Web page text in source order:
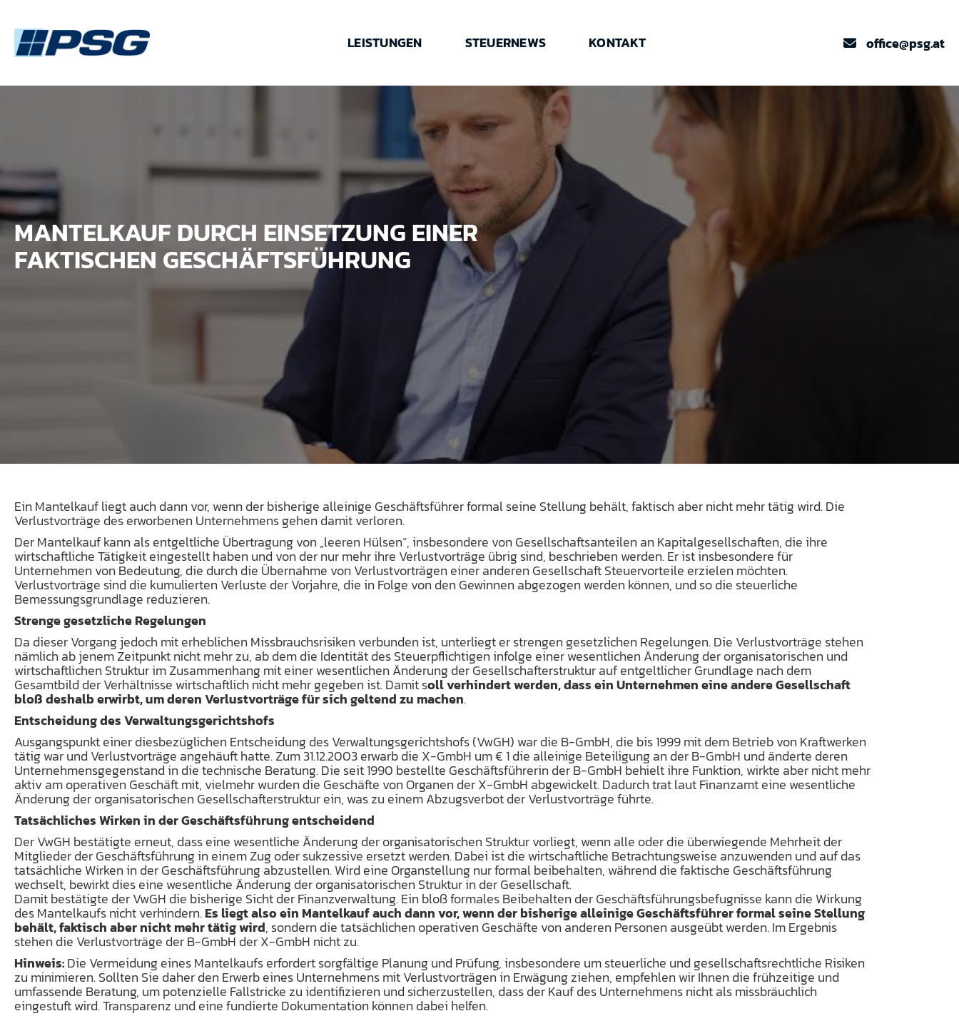
LEISTUNGEN STEUERNEWS KONTAKT  office@psg.at
MANTELKAUF DURCH EINSETZUNG EINER
FAKTISCHEN GESCHÄFTSFÜHRUNG
Ein Mantelkauf liegt auch dann vor, wenn der bisherige alleinige Geschäftsführer formal seine Stellung behält, faktisch aber nicht mehr tätig wird. Die
Verlustvorträge des erworbenen Unternehmens gehen damit verloren.
Der Mantelkauf kann als entgeltliche Übertragung von „leeren Hülsen“, insbesondere von Gesellschaftsanteilen an Kapitalgesellschaften, die ihre
wirtschaftliche Tätigkeit eingestellt haben und von der nur mehr ihre Verlustvorträge übrig sind, beschrieben werden. Er ist insbesondere für
Unternehmen von Bedeutung, die durch die Übernahme von Verlustvorträgen einer anderen Gesellschaft Steuervorteile erzielen möchten.
Verlustvorträge sind die kumulierten Verluste der Vorjahre, die in Folge von den Gewinnen abgezogen werden können, und so die steuerliche
Bemessungsgrundlage reduzieren.
Strenge gesetzliche Regelungen
Da dieser Vorgang jedoch mit erheblichen Missbrauchsrisiken verbunden ist, unterliegt er strengen gesetzlichen Regelungen. Die Verlustvorträge stehen
nämlich ab jenem Zeitpunkt nicht mehr zu, ab dem die Identität des Steuerpflichtigen infolge einer wesentlichen Änderung der organisatorischen und
wirtschaftlichen Struktur im Zusammenhang mit einer wesentlichen Änderung der Gesellschafterstruktur auf entgeltlicher Grundlage nach dem
Gesamtbild der Verhältnisse wirtschaftlich nicht mehr gegeben ist. Damit soll verhindert werden, dass ein Unternehmen eine andere Gesellschaft
bloß deshalb erwirbt, um deren Verlustvorträge für sich geltend zu machen.
Entscheidung des Verwaltungsgerichtshofs
Ausgangspunkt einer diesbezüglichen Entscheidung des Verwaltungsgerichtshofs (VwGH) war die B-GmbH, die bis 1999 mit dem Betrieb von Kraftwerken
tätig war und Verlustvorträge angehäuft hatte. Zum 31.12.2003 erwarb die X-GmbH um € 1 die alleinige Beteiligung an der B-GmbH und änderte deren
Unternehmensgegenstand in die technische Beratung. Die seit 1990 bestellte Geschäftsführerin der B-GmbH behielt ihre Funktion, wirkte aber nicht mehr
aktiv am operativen Geschäft mit, vielmehr wurden die Geschäfte von Organen der X-GmbH abgewickelt. Dadurch trat laut Finanzamt eine wesentliche
Änderung der organisatorischen Gesellschafterstruktur ein, was zu einem Abzugsverbot der Verlustvorträge führte.
Tatsächliches Wirken in der Geschäftsführung entscheidend
Der VwGH bestätigte erneut, dass eine wesentliche Änderung der organisatorischen Struktur vorliegt, wenn alle oder die überwiegende Mehrheit der
Mitglieder der Geschäftsführung in einem Zug oder sukzessive ersetzt werden. Dabei ist die wirtschaftliche Betrachtungsweise anzuwenden und auf das
tatsächliche Wirken in der Geschäftsführung abzustellen. Wird eine Organstellung nur formal beibehalten, während die faktische Geschäftsführung
wechselt, bewirkt dies eine wesentliche Änderung der organisatorischen Struktur in der Gesellschaft.
Damit bestätigte der VwGH die bisherige Sicht der Finanzverwaltung. Ein bloß formales Beibehalten der Geschäftsführungsbefugnisse kann die Wirkung
des Mantelkaufs nicht verhindern.Es liegt also ein Mantelkauf auch dann vor, wenn der bisherige alleinige Geschäftsführer formal seine Stellung
behält, faktisch aber nicht mehr tätig wird, sondern die tatsächlichen operativen Geschäfte von anderen Personen ausgeübt werden. Im Ergebnis
stehen die Verlustvorträge der B-GmbH der X-GmbH nicht zu.
Hinweis:Die Vermeidung eines Mantelkaufs erfordert sorgfältige Planung und Prüfung, insbesondere um steuerliche und gesellschaftsrechtliche Risiken
zu minimieren. Sollten Sie daher den Erwerb eines Unternehmens mit Verlustvorträgen in Erwägung ziehen, empfehlen wir Ihnen die frühzeitige und
umfassende Beratung, um potenzielle Fallstricke zu identifizieren und sicherzustellen, dass der Kauf des Unternehmens nicht als missbräuchlich
eingestuft wird. Transparenz und eine fundierte Dokumentation können dabei helfen.